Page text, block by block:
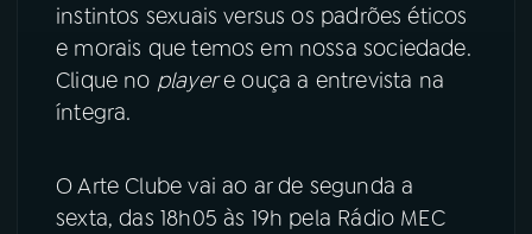
instintos sexuais versus os padrões éticos
e morais que temos em nossa sociedade.
Clique no playere ouça a entrevista na
íntegra.
O Arte Clube vai ao ar de segunda a
sexta, das 18h05 às 19h pela Rádio MEC